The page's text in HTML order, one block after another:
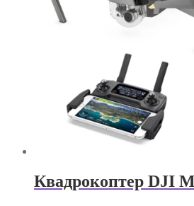
Квадрокоптер DJI